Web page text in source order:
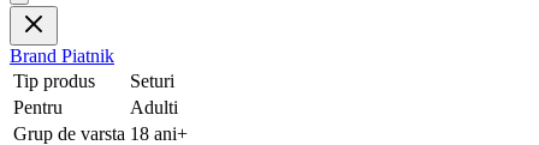
Brand Piatnik
Tip produs
Seturi
Pentru
Adulti
Grup de varsta 18 ani+